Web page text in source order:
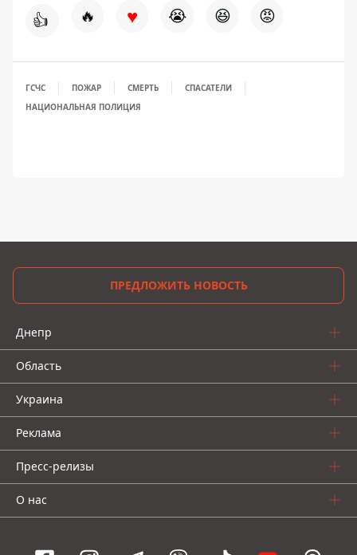
👍 🔥 ♥ 😭 😆 😡
ГСЧС ПОЖАР СМЕРТЬ
СПАСАТЕЛИ
НАЦИОНАЛЬНАЯ ПОЛИЦИЯ
ПРЕДЛОЖИТЬ НОВОСТЬ
Днепр
Область
Украина
Реклама
Пресс-релизы
О нас